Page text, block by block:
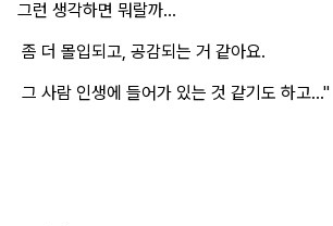
그런 생각하면 뭐랄까...
좀 더 몰입되고, 공감되는 거 같아요.
그 사람 인생에 들어가 있는 것 같기도 하고..."